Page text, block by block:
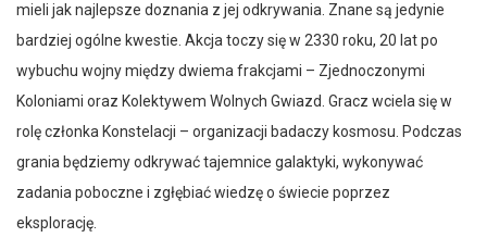
mieli jak najlepsze doznania z jej odkrywania. Znane są jedynie
bardziej ogólne kwestie. Akcja toczy się w 2330 roku, 20 lat po
wybuchu wojny między dwiema frakcjami – Zjednoczonymi
Koloniami oraz Kolektywem Wolnych Gwiazd. Gracz wciela się w
rolę członka Konstelacji – organizacji badaczy kosmosu. Podczas
grania będziemy odkrywać tajemnice galaktyki, wykonywać
zadania poboczne i zgłębiać wiedzę o świecie poprzez
eksplorację.